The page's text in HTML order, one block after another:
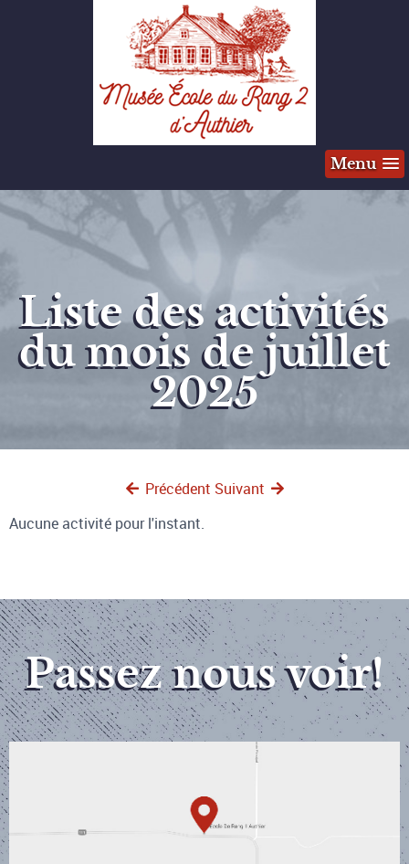
Menu
Liste des activités
du mois de juillet
2025
Précédent Suivant
Aucune activité pour l'instant.
Passez nous voir!